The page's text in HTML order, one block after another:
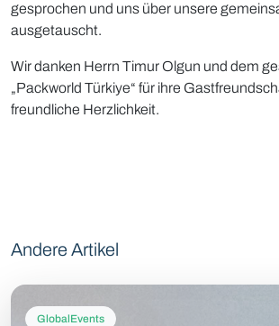
gesprochen und uns über unsere
ausgetauscht.
Wir danken Herrn Timur Olgun und dem
„Packworld Türkiye“ für ihre
freundliche Herzlichkeit.
Andere Artikel
GlobalEvents